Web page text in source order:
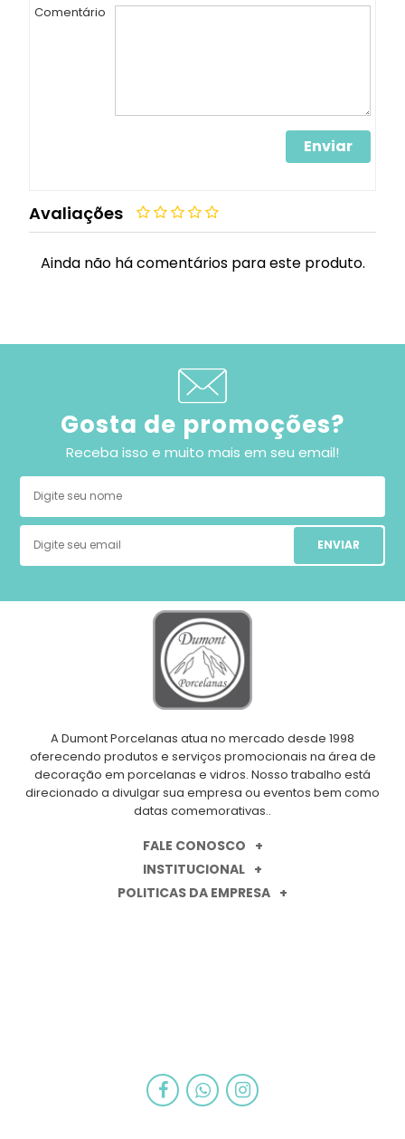
Comentário
Enviar
Avaliações
Ainda não há comentários para este produto.
Gosta de promoções?
Receba isso e muito mais em seu email!
ENVIAR
A Dumont Porcelanas atua no mercado desde 1998
oferecendo produtos e serviços promocionais na área de
decoração em porcelanas e vidros. Nosso trabalho está
direcionado a divulgar sua empresa ou eventos bem como
datas comemorativas..
FALE CONOSCO
INSTITUCIONAL
POLITICAS DA EMPRESA